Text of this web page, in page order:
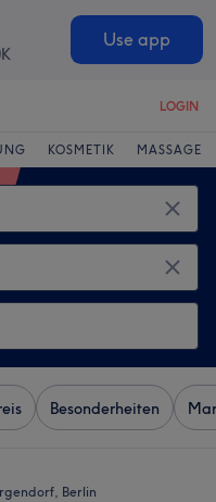
Use app
LOGIN
KOSMETIK MASSAGE
Besonderheiten
Berlin